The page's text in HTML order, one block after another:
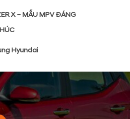
X – MẪU MPV ĐÁNG
Hyundai